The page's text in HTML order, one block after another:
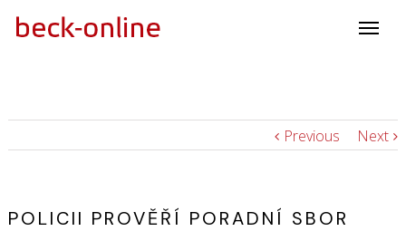
Previous Next
POLICII PROVĚŘÍ PORADNÍ SBOR